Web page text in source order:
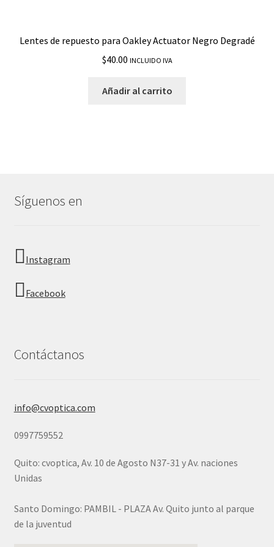
Lentes de repuesto para Oakley Actuator Negro Degradé
$40.00 INCLUIDO IVA
Añadir al carrito
Síguenos en
Instagram
Facebook
Contáctanos
info@cvoptica.com
0997759552
Quito: cvoptica, Av. 10 de Agosto N37-31 y Av. naciones
Unidas
Santo Domingo: PAMBIL - PLAZA Av. Quito junto al parque
de la juventud